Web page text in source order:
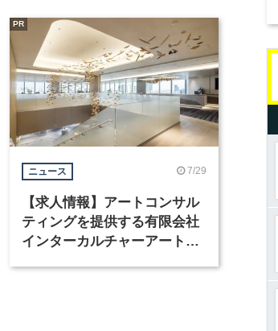
ニュース 7/29
【求人情報】アートコンサル
ティングを提供する有限会社
インターカルチャーアート
PR